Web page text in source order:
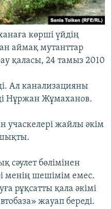
көрші үйдің
аймақ мутанттар
қаласы, 24 тамыз 2010
Ал канализацияны
Нұржан Жұмаханов.
учаскелері жайлы әкім
сәулет бөлімінен
менің шешімім емес.
рұқсатты қала әкімі
жауап береді.